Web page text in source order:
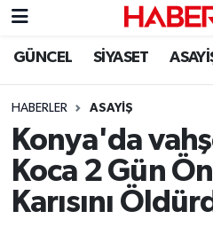
GÜNCEL SİYASET
HABERLER ASAYİŞ
Konya'da
Koca 2 Gün
Karısını
GÜNCEL
SİYASET
EKONOMİ
SPOR
Nöbetçi Eczaneler
Hava Durumu
Kahramanmaraş
Trafik Durumu